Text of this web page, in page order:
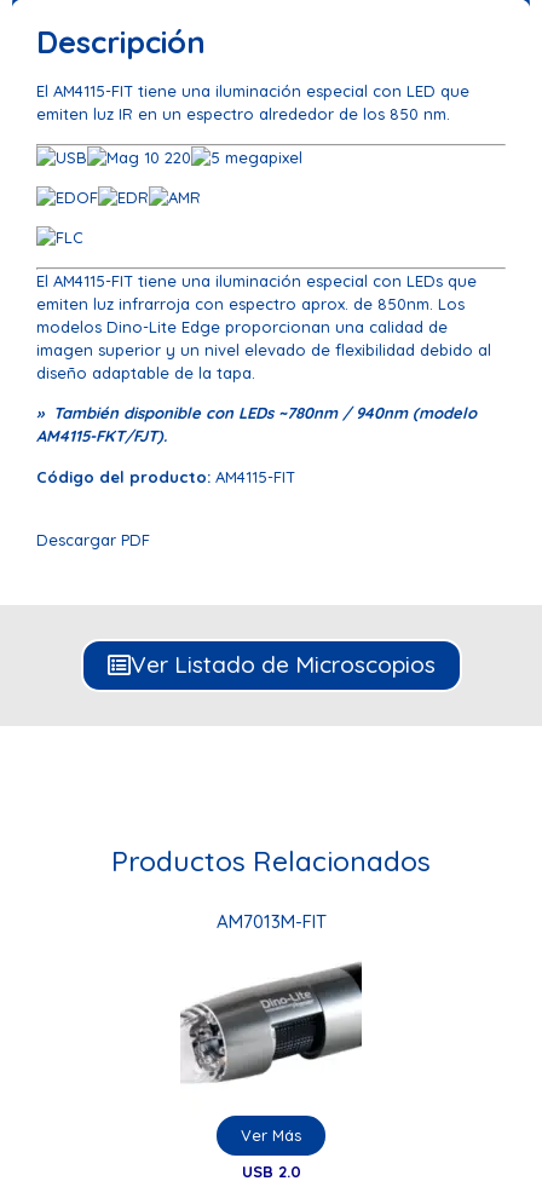
Descripción
El AM4115-FIT tiene una iluminación especial con LED que
emiten luz IR en un espectro alrededor de los 850 nm.
El AM4115-FIT tiene una iluminación especial con LEDs que
emiten luz infrarroja con espectro aprox. de 850nm. Los
modelos Dino-Lite Edge proporcionan una calidad de
imagen superior y un nivel elevado de flexibilidad debido al
diseño adaptable de la tapa.
» También disponible con LEDs ~780nm / 940nm (modelo
AM4115-FKT/FJT).
Código del producto: AM4115-FIT
Descargar PDF
Ver Listado de Microscopios
Productos Relacionados
AM7013M-FIT
USB 2.0
Ver Más